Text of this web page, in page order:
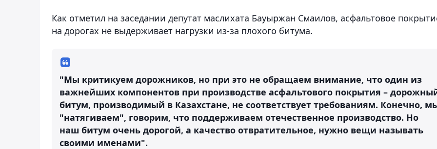
Как отметил на заседании депутат маслихата Бауыржан Смаилов, асфальтовое
на дорогах не выдерживает нагрузки из-за плохого битума.
"Мы критикуем дорожников, но при это не обращаем внимание, что один из
важнейших компонентов при производстве асфальтового покрытия –
битум, производимый в Казахстане, не соответствует требованиям. Конечно,
"натягиваем", говорим, что поддерживаем отечественное производство. Но
наш битум очень дорогой, а качество отвратительное, нужно вещи называть
своими именами".